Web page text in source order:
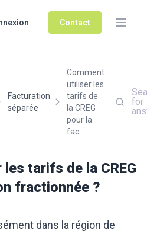
Contact
Facturation
séparée
Comment
utiliser les
tarifs de
la CREG
pour la
fac...
for
tarifs de la CREG
fractionnée ?
dans la région de